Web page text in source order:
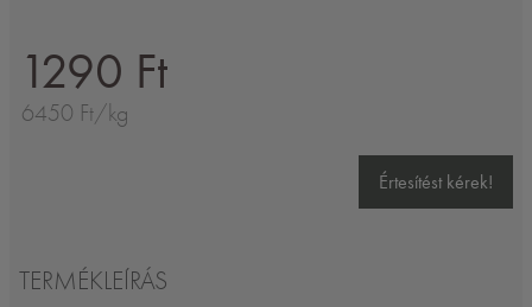
1290 Ft
6450 Ft/kg
Értesítést kérek!
TERMÉKLEÍRÁS